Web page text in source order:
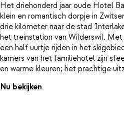
Het driehonderd jaar oude Hotel
klein en romantisch dorpje in
drie kilometer naar de stad
het treinstation van Wilderswil.
een half uurtje rijden in het
kamers van het familiehotel zijn
en warme kleuren; het prachtige
bergen maakt het plaatje
op de piste geen zin om te koken?
Nu bekijken